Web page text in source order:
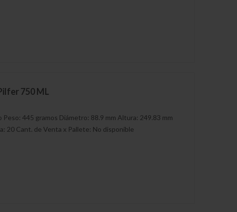
750 ML
Peso: 445 gramos Diámetro: 88.9 mm Altura: 249.83 mm
20 Cant. de Venta x Pallete: No disponible